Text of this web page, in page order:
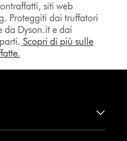
siti web
Proteggiti dai truffatori
da Dyson.it e dai
Scopri di più sulle